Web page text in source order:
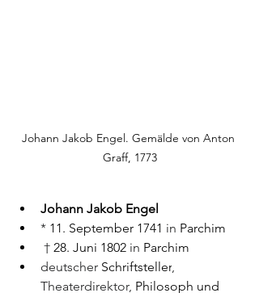
Johann Jakob Engel. Gemälde von Anton
Graff, 1773
Johann Jakob Engel
* 11. September 1741 in Parchim
† 28. Juni 1802 in Parchim
deutscher Schriftsteller,
Theaterdirektor, Philosoph und